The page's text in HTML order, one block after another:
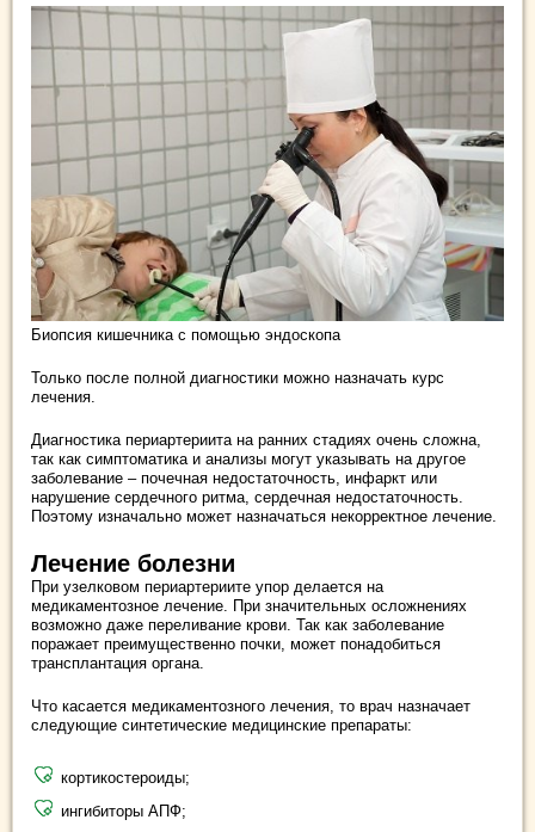
Биопсия кишечника с помощью эндоскопа
Только после полной диагностики можно назначать курс
лечения.
Диагностика периартериита на ранних стадиях очень сложна,
так как симптоматика и анализы могут указывать на другое
заболевание – почечная недостаточность, инфаркт или
нарушение сердечного ритма, сердечная недостаточность.
Поэтому изначально может назначаться некорректное лечение.
Лечение болезни
При узелковом периартериите упор делается на
медикаментозное лечение. При значительных осложнениях
возможно даже переливание крови. Так как заболевание
поражает преимущественно почки, может понадобиться
трансплантация органа.
Что касается медикаментозного лечения, то врач назначает
следующие синтетические медицинские препараты:
кортикостероиды;
ингибиторы АПФ;